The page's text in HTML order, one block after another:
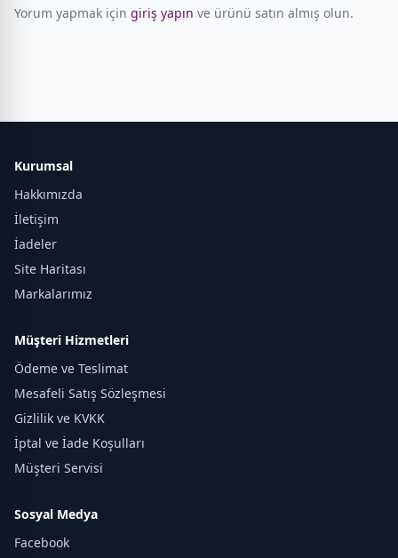
Yorum yapmak için giriş yapın ve ürünü satın almış olun.
Kurumsal
Hakkımızda
İletişim
İadeler
Site Haritası
Markalarımız
Müşteri Hizmetleri
Ödeme ve Teslimat
Mesafeli Satış Sözleşmesi
Gizlilik ve KVKK
İptal ve İade Koşulları
Müşteri Servisi
Sosyal Medya
Facebook